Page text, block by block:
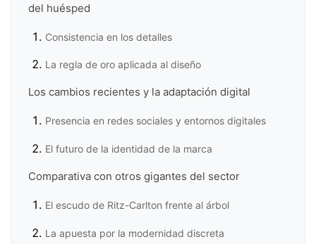
del huésped
Consistencia en los detalles
La regla de oro aplicada al diseño
Los cambios recientes y la adaptación digital
Presencia en redes sociales y entornos digitales
El futuro de la identidad de la marca
Comparativa con otros gigantes del sector
El escudo de Ritz-Carlton frente al árbol
La apuesta por la modernidad discreta